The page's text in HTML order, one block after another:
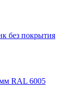
без покрытия
RAL 6005